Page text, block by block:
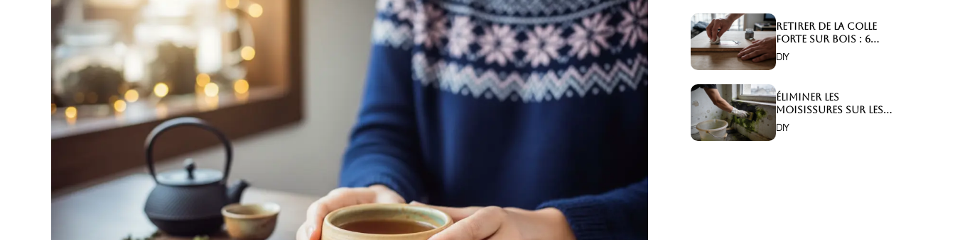
Retirer de la colle
forte sur bois : 6
astuces efficaces !
DIY
Éliminer les
moisissures sur les
murs : 5 solutions
efficaces ?
DIY